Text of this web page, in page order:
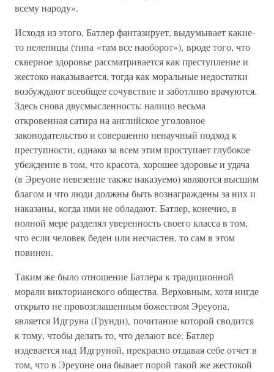
всему народу».
Исходя из этого, Батлер фантазирует, выдумывает какие-
то нелепицы (типа «там все наоборот»), вроде того, что
скверное здоровье рассматривается как преступление и
жестоко наказывается, тогда как моральные недостатки
возбуждают всеобщее сочувствие и заботливо врачуются.
Здесь снова двусмысленность: налицо весьма
откровенная сатира на английское уголовное
законодательство и совершенно ненаучный подход к
преступности, однако за всем этим проступает глубокое
убеждение в том, что красота, хорошее здоровье и удача
(в Эреуоне невезение также наказуемо) являются высшим
благом и что люди должны быть вознаграждены за них и
наказаны, когда ими не обладают. Батлер, конечно, в
полной мере разделял уверенность своего класса в том,
что если человек беден или несчастен, то сам в этом
повинен.
Таким же было отношение Батлера к традиционной
морали викторианского общества. Верховным, хотя нигде
открыто не провозглашенным божеством Эреуона,
является Идгруна (Грунди), почитание которой сводится
к тому, чтобы делать то, что делают все. Батлер
издевается над Идгруной, прекрасно отдавая себе отчет в
том, что в Эреуоне она бывает порой такой же жестокой